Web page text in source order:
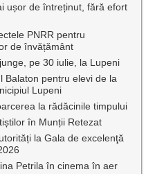
ușor de întreținut, fără efort
PNRR pentru
de învățământ
pe 30 iulie, la Lupeni
Balaton pentru elevi de la
Lupeni
la rădăcinile timpului
în Munții Retezat
la Gala de excelenţă
Petrila în cinema în aer